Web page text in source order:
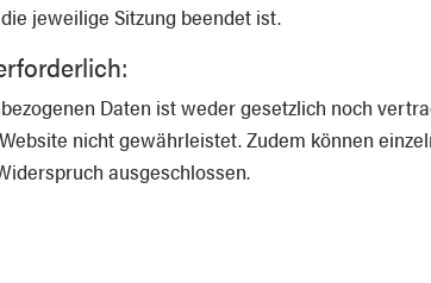
jeweilige Sitzung beendet ist.
Daten ist weder gesetzlich noch
nicht gewährleistet. Zudem können
ausgeschlossen.